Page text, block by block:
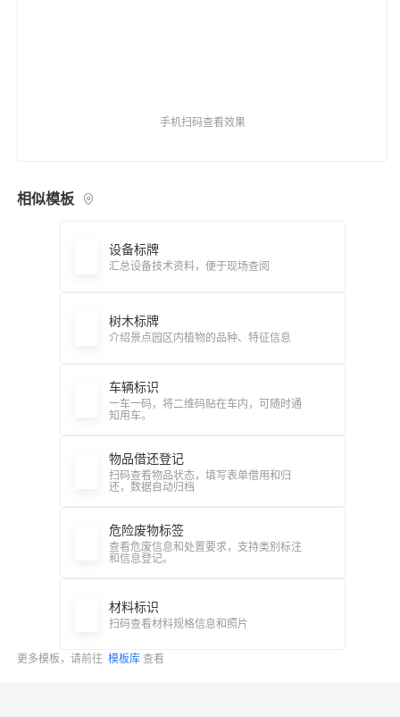
手机扫码查看效果
相似模板
设备标牌
汇总设备技术资料，便于现场查阅
树木标牌
介绍景点园区内植物的品种、特征信息
车辆标识
一车一码，将二维码贴在车内，可随时通
知用车。
物品借还登记
扫码查看物品状态，填写表单借用和归
还，数据自动归档
危险废物标签
查看危废信息和处置要求，支持类别标注
和信息登记。
材料标识
扫码查看材料规格信息和照片
更多模板，请前往 模板库查看